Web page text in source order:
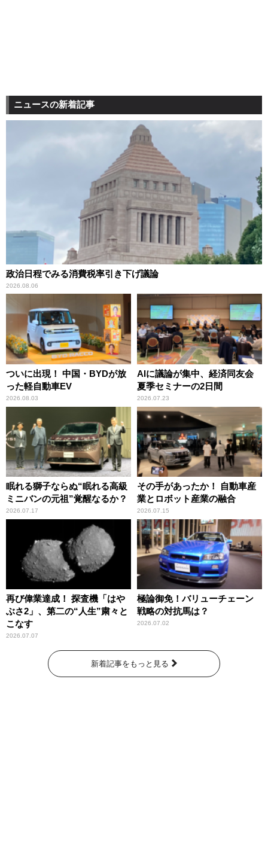
ニュースの新着記事
政治日程でみる消費税率引き下げ議論
2026.08.06
ついに出現！ 中国・BYDが放
った軽自動車EV
2026.08.03
AIに議論が集中、経済同友会
夏季セミナーの2日間
2026.07.23
眠れる獅子ならぬ“眠れる高級
ミニバンの元祖”覚醒なるか？
2026.07.17
その手があったか！ 自動車産
業とロボット産業の融合
2026.07.15
再び偉業達成！ 探査機「はや
ぶさ2」、第二の“人生”粛々と
こなす
2026.07.07
極論御免！バリューチェーン
戦略の対抗馬は？
2026.07.02
新着記事をもっと見る